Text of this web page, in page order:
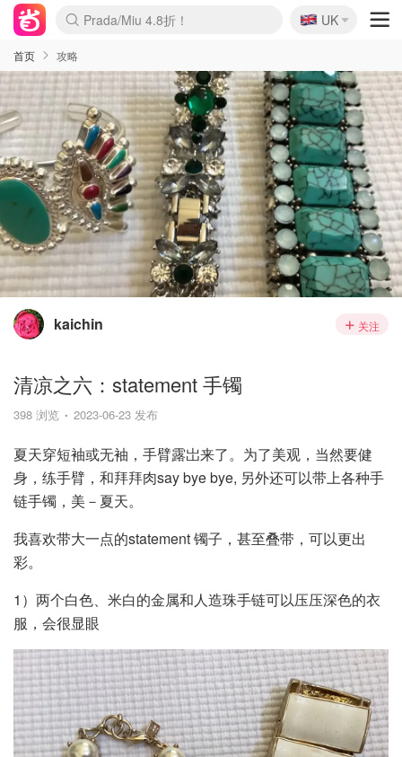
Prada/Miu 4.8折！
🇬🇧
UK
首页 攻略
kaichin 关注
清凉之六：statement 手镯
398 浏览 2023-06-23 发布
夏天穿短袖或无袖，手臂露岀来了。为了美观，当然要健
身，练手臂，和拜拜肉say bye bye, 另外还可以带上各种手
链手镯，美－夏天。
我喜欢带大一点的statement 镯子，甚至叠带，可以更出
彩。
1）两个白色、米白的金属和人造珠手链可以压压深色的衣
服，会很显眼